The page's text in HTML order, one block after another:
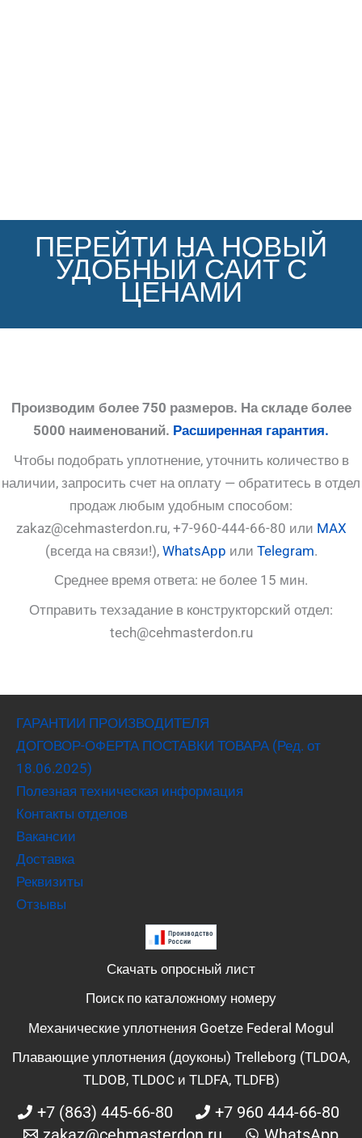
ПЕРЕЙТИ НА НОВЫЙ
УДОБНЫЙ САЙТ С
ЦЕНАМИ
Производим более 750 размеров. На складе более
5000 наименований. Расширенная гарантия.
Чтобы подобрать уплотнение, уточнить количество в
наличии, запросить счет на оплату — обратитесь в отдел
продаж любым удобным способом:
zakaz@cehmasterdon.ru, +7-960-444-66-80 или MAX
(всегда на связи!), WhatsApp или Telegram.
Среднее время ответа: не более 15 мин.
Отправить техзадание в конструкторский отдел:
tech@cehmasterdon.ru
ГАРАНТИИ ПРОИЗВОДИТЕЛЯ
ДОГОВОР-ОФЕРТА ПОСТАВКИ ТОВАРА (Ред. от
18.06.2025)
Полезная техническая информация
Контакты отделов
Вакансии
Доставка
Реквизиты
Отзывы
Скачать опросный лист
Поиск по каталожному номеру
Механические уплотнения Goetze Federal Mogul
Плавающие уплотнения (доуконы) Trelleborg (TLDOA,
TLDOB, TLDOC и TLDFA, TLDFB)
+7 (863) 445-66-80
+7 960 444-66-80